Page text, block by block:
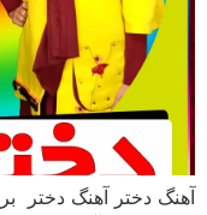
آهنگ دختر آهنگ دختر